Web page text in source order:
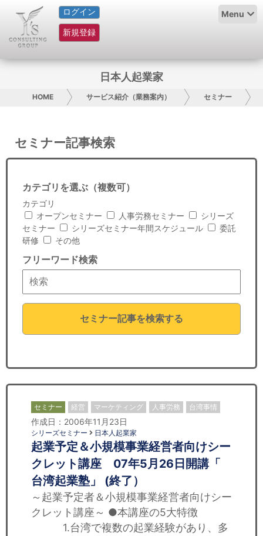
ログイン
新規登録
Menu
HOME
サービス紹介
グループ概要
日本人にPR
コンサルティング
リサーチ
セミナー
経済ニュース
日本人起業家
HOME サービス紹介（業務案内） セミナー
セミナー記事検索
カテゴリを選ぶ（複数可）
カテゴリ
オープンセミナー
人事労務セミナー
シリーズ
セミナー
シリーズセミナー年間スケジュール
委託
研修
その他
フリーワード検索
セミナー記事を検索する
セミナー 経営 マーケティング 人事労務 台湾事情
作成日：2006年11月23日
シリーズセミナー 日本人起業家
起業予定＆小規模事業経営者向けシー
クレット講座 07年5月26日開講「
台湾起業塾」 (終了）
～起業予定者＆小規模事業経営者向けシー
クレット講座～ ●本講座の5大特徴
1.台湾で複数の起業経験があり、多